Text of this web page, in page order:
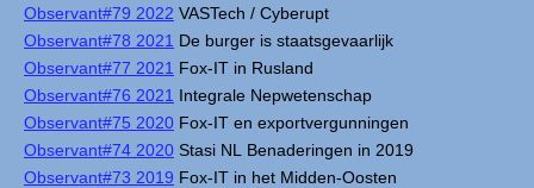
Observant#79 2022 VASTech / Cyberupt
Observant#78 2021 De burger is staatsgevaarlijk
Observant#77 2021 Fox-IT in Rusland
Observant#76 2021 Integrale Nepwetenschap
Observant#75 2020 Fox-IT en exportvergunningen
Observant#74 2020 Stasi NL Benaderingen in 2019
Observant#73 2019 Fox-IT in het Midden-Oosten